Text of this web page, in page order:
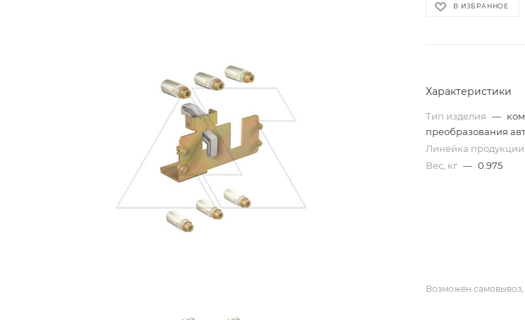
В ИЗБРАННОЕ
Характеристики
Тип изделия —
преобразования
Линейка продукции
Вес, кг — 0.975
Возможен самовывоз,